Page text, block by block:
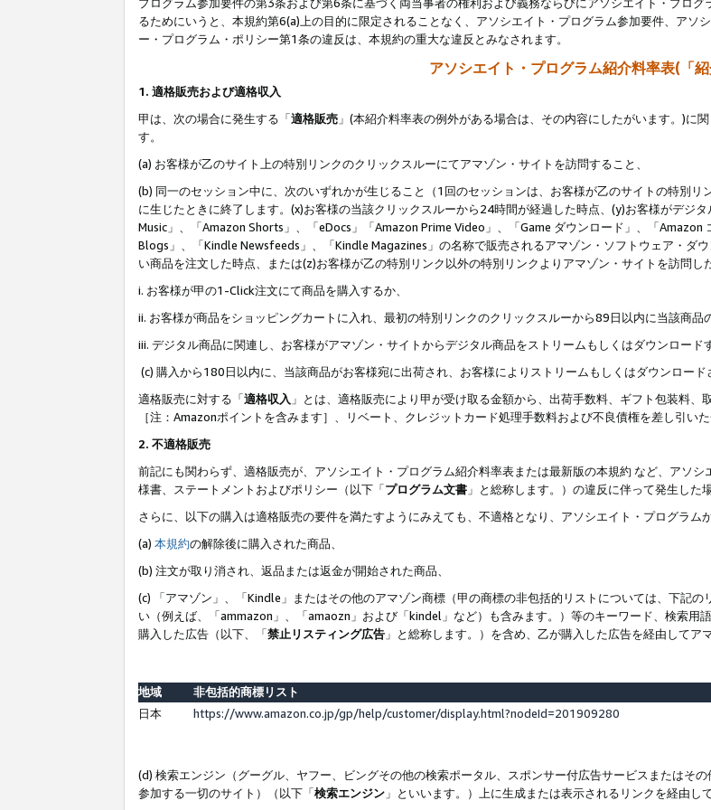
プログラム参加要件の第3条および第6条に基づく両当事者の権利および義務ならびにアソシエイト・プロ
るためにいうと、本規約第6(a)上の目的に限定されることなく、アソシエイト・プログラム参加要件、アソ
ー・プログラム・ポリシー第1条の違反は、本規約の重大な違反とみなされます。
アソシエイト・プログラム紹介料率表(「
1. 適格販売および適格収入
甲は、次の場合に発生する「適格販売 」(本紹介料率表の例外がある場合は、その内容にしたがいます。)に
す。
(a) お客様が乙のサイト上の特別リンクのクリックスルーにてアマゾン・サイトを訪問すること、
(b) 同一のセッション中に、次のいずれかが生じること（1回のセッションは、お客様が乙のサイトの特別
に生じたときに終了します。(x)お客様の当該クリックスルーから24時間が経過した時点、(y)お客様がデジ
Music」、「Amazon Shorts」、「eDocs」「Amazon Prime Video」、「Game ダウンロード」、「
Blogs」、「Kindle Newsfeeds」、「Kindle Magazines」の名称で販売されるアマゾン・ソフトウェア・ダ
い商品を注文した時点、または(z)お客様が乙の特別リンク以外の特別リンクよりアマゾン・サイトを訪問し
i. お客様が甲の1-Click注文にて商品を購入するか、
ii. お客様が商品をショッピングカートに入れ、最初の特別リンクのクリックスルーから89日以内に当該商
iii. デジタル商品に関連し、お客様がアマゾン・サイトからデジタル商品をストリームもしくはダウンロード
(c) 購入から180日以内に、当該商品がお客様宛に出荷され、お客様によりストリームもしくはダウンロード
適格販売に対する「適格収入 」とは、適格販売により甲が受け取る金額から、出荷手数料、ギフト包装料
［注：Amazonポイントを含みます］、リベート、クレジットカード処理手数料および不良債権を差し引いた
2. 不適格販売
前記にも関わらず、適格販売が、アソシエイト・プログラム紹介料率表または最新版の本規約 など、アソ
様書、ステートメントおよびポリシー（以下「プログラム文書 」と総称します。）の違反に伴って発生した
さらに、以下の購入は適格販売の要件を満たすようにみえても、不適格となり、アソシエイト・プログラム
(a) 本規約の解除後に購入された商品、
(b) 注文が取り消され、返品または返金が開始された商品、
(c) 「アマゾン」、「Kindle」またはその他のアマゾン商標（甲の商標の非包括的リストについては、下記
い（例えば、「ammazon」、「amaozn」および「kindel」など）も含みます。）等のキーワード、検索用
購入した広告（以下、「禁止リスティング広告 」と総称します。）を含め、乙が購入した広告を経由してア
地域
非包括的商標リスト
日本
https://www.amazon.co.jp/gp/help/customer/display.html?nodeId=201909280
(d) 検索エンジン（グーグル、ヤフー、ビングその他の検索ポータル、スポンサー付広告サービスまたはそ
参加する一切のサイト）（以下「検索エンジン 」といいます。）上に生成または表示されるリンクを経由し